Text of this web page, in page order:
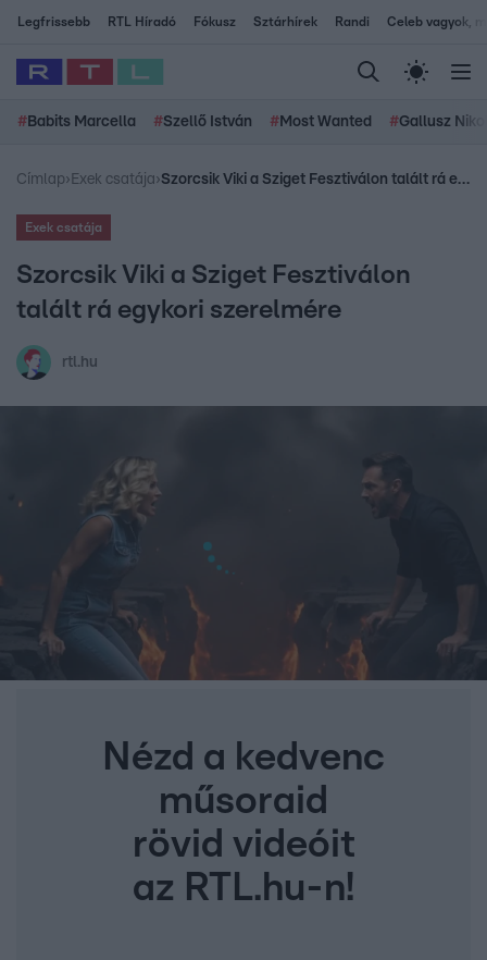
Legfrissebb RTL Híradó Fókusz Sztárhírek Randi Celeb vagyok,
# Babits Marcella #Szellő István # Most Wanted #Gallusz
Címlap› Exek csatája› Szorcsik Viki a Sziget Fesztiválon talált rá egykori szerelmére
Exek csatája
Szorcsik Viki a Sziget Fesztiválon
talált rá egykori szerelmére
rtl.hu
Nézd a kedvenc
műsoraid
rövid videóit
az RTL.hu-n!